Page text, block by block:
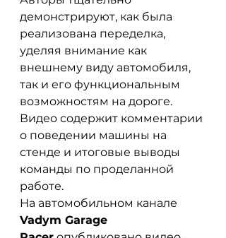
демонстрируют, как была
реализована переделка,
уделяя внимание как
внешнему виду автомобиля,
так и его функциональным
возможностям на дороге.
Видео содержит комментарии
о поведении машины на
стенде и итоговые выводы
команды по проделанной
работе.
На автомобильном канале
Vadym Garage